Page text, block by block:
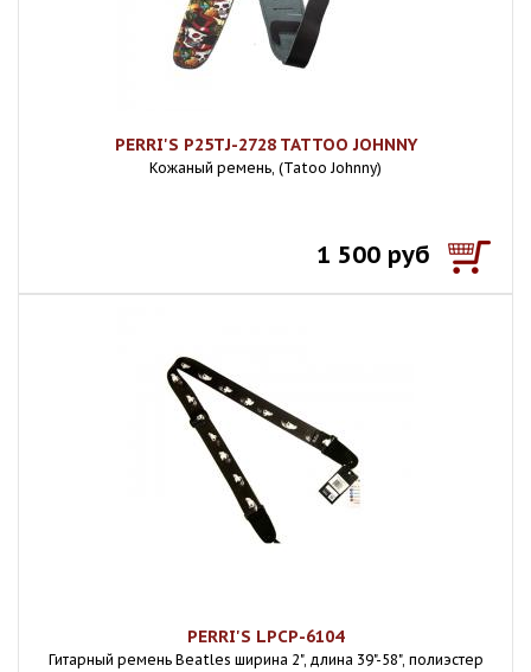
PERRI'S P25TJ-2728 TATTOO JOHNNY
Кожаный ремень, (Tatoo Johnny)
1 500 руб
PERRI'S LPCP-6104
Гитарный ремень Beatles ширина 2", длина 39"-58", полиэстер